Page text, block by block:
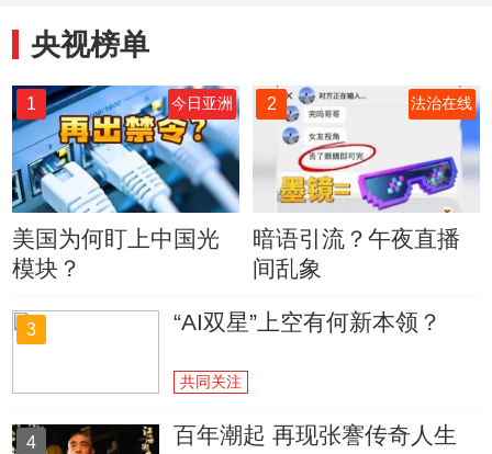
央视榜单
1 今日亚洲
美国为何盯上中国光
模块？
2 法治在线
暗语引流？午夜直播
间乱象
3 “AI双星”上空有何新本领？
共同关注
4 百年潮起 再现张謇传奇人生